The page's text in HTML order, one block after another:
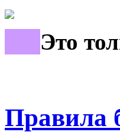
Это
Правила